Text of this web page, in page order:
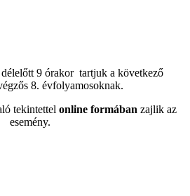
9 órakor tartjuk a következő
8. évfolyamosoknak.
tekintettel online formában zajlik az
esemény.